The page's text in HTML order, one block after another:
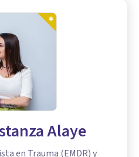
Alaye
en Trauma (EMDR) y